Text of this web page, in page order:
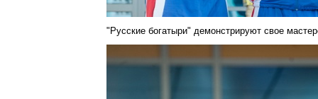
"Русские богатыри" демонстрируют свое